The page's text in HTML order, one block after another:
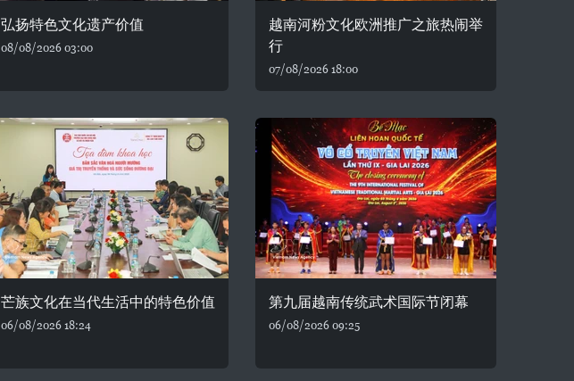
弘扬特色文化遗产价值
08/08/2026 03:00
越南河粉文化欧洲推广之旅热闹举
行
07/08/2026 18:00
芒族文化在当代生活中的特色价值
06/08/2026 18:24
第九届越南传统武术国际节闭幕
06/08/2026 09:25